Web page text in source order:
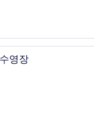
빌라, 침실
영장